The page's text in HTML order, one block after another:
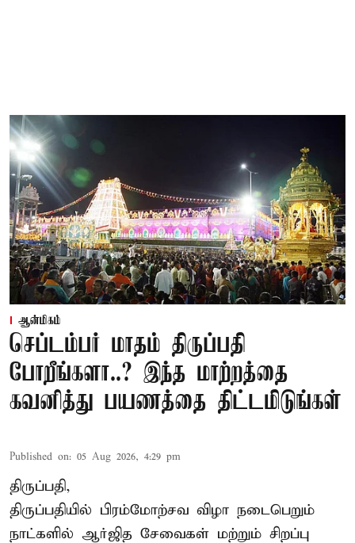
ஆன்மிகம்
செப்டம்பர் மாதம் திருப்பதி
போறீங்களா..? இந்த மாற்றத்தை
கவனித்து பயணத்தை திட்டமிடுங்கள்
Published on: 05 Aug 2026, 4:29 pm
திருப்பதி,
திருப்பதியில் பிரம்மோற்சவ விழா நடைபெறும்
நாட்களில் ஆர்ஜித சேவைகள் மற்றும் சிறப்பு